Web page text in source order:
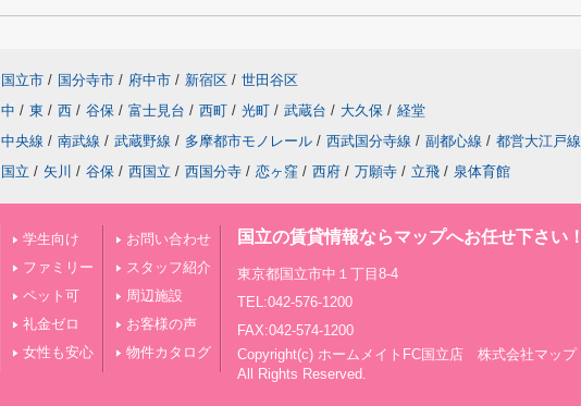
国立市 / 国分寺市 / 府中市 / 新宿区 / 世田谷区
中 / 東 / 西 / 谷保 / 富士見台 / 西町 / 光町 / 武蔵台 / 大久保 / 経堂
中央線 / 南武線 / 武蔵野線 / 多摩都市モノレール / 西武国分寺線 / 副都心線 / 都営大江戸線
国立 / 矢川 / 谷保 / 西国立 / 西国分寺 / 恋ヶ窪 / 西府 / 万願寺 / 立飛 / 泉体育館
学生向け
ファミリー
ペット可
礼金ゼロ
女性も安心
お問い合わせ
スタッフ紹介
周辺施設
お客様の声
物件カタログ
国立の賃貸情報ならマップへお任せ下さい！
東京都国立市中１丁目8-4
TEL:042-576-1200
FAX:042-574-1200
Copyright(c) ホームメイトFC国立店 株式会社マップ
All Rights Reserved.